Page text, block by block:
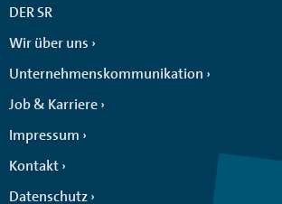
DER SR
Wir über uns
Unternehmenskommunikation
Job & Karriere
Impressum
Kontakt
Datenschutz